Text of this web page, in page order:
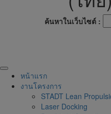
ค้นหาในเว็บไซต์ :
หน้าแรก
งานโครงการ
STADT Lean
Laser Docking